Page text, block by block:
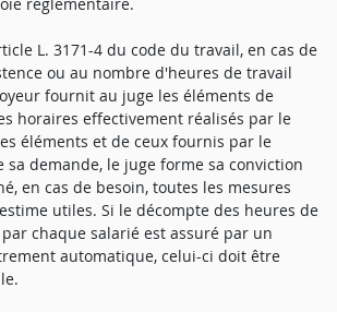
L. 3171-4 du code du travail, en cas de
ou au nombre d'heures de travail
fournit au juge les éléments de
horaires effectivement réalisés par le
éléments et de ceux fournis par le
sa demande, le juge forme sa conviction
en cas de besoin, toutes les mesures
utiles. Si le décompte des heures de
chaque salarié est assuré par un
automatique, celui-ci doit être